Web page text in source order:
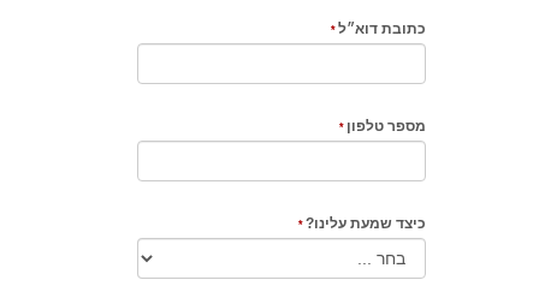
כתובת דוא״ל
מספר טלפון
כיצד שמעת עלינו?